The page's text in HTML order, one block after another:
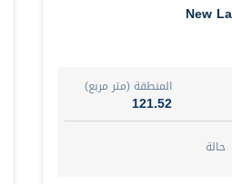
المنطقة (متر مربع)New
المنطقة (متر مربع)
121.52
حالة